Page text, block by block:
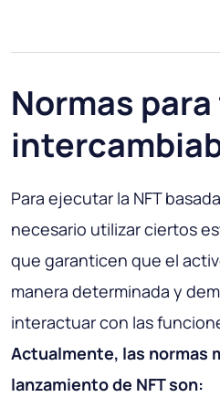
Normas
Para ejecutar la NFT
necesario utilizar ciertos
que garanticen que el
manera determinada y
interactuar con las
Actualmente, las normas
lanzamiento de NFT son: